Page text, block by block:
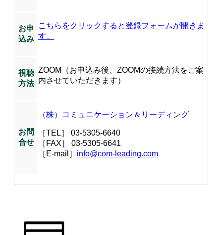
お申
込み
こちらをクリックすると登録フォームが開きま
す。
視聴
方法
ZOOM（お申込み後、ZOOMの接続方法をご案
内させていただきます）
お問
合せ
（株）コミュニケーション＆リーディング
［TEL］ 03-5305-6640
［FAX］ 03-5305-6641
［E-mail］ info@com-leading.com